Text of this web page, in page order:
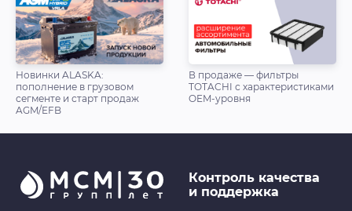
Новинки ALASKA:
пополнение в грузовом
сегменте и старт продаж
AGM/EFB
В продаже — фильтры
TOTACHI с характеристиками
OEM-уровня
Контроль качества
и поддержка